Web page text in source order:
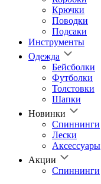
Крючки
Поводки
Подсаки
Инструменты
Одежда
Бейсболки
Футболки
Толстовки
Шапки
Новинки
Спиннинги
Лески
Аксессуары
Акции
Спиннинги